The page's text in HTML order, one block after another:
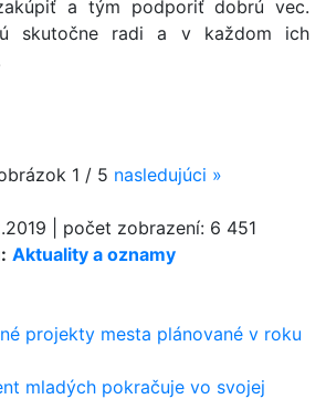
Aktuality a oznamy
projekty mesta plánované v roku
mladých pokračuje vo svojej
a tým podporiť dobrú vec.
skutočne radi a v každom ich
1 / 5 nasledujúci »
počet zobrazení: 6 451